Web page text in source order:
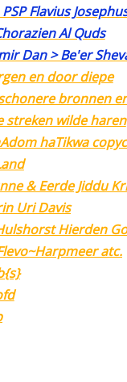
Flavius
Al Quds
Dan > Be'er
en door diepe
bronnen
streken wilde haren
haTikwa
& Eerde Jiddu
Uri Davis
Hierden
atc.